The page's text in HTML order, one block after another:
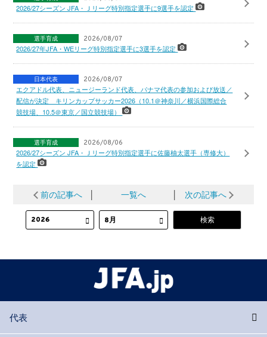
2026/27シーズン JFA・Ｊリーグ特別指定選手に9選手を認定
選手育成 2026/08/07
2026/27年JFA・WEリーグ特別指定選手に3選手を認定
日本代表 2026/08/07
エクアドル代表、ニュージーランド代表、パナマ代表の参加および放送／
配信が決定 キリンカップサッカー2026（10.1＠神奈川／横浜国際総合
競技場、10.5＠東京／国立競技場）
選手育成 2026/08/06
2026/27シーズン JFA・Ｊリーグ特別指定選手に佐藤柚太選手（専修大）
を認定
前の記事へ 一覧へ 次の記事へ
代表